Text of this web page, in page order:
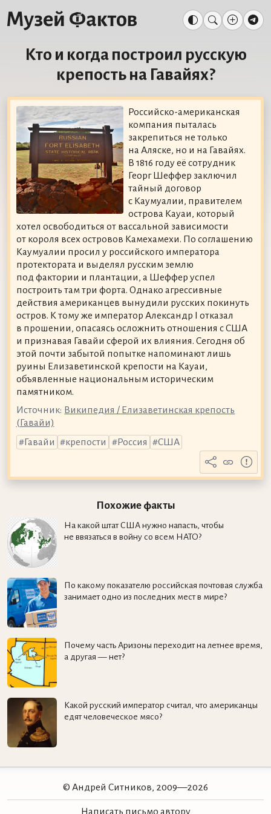
Кто и когда построил русскую
крепость на Гавайях?
Российско-американская
компания пыталась
закрепиться не только
на Аляске, но и на Гавайях.
В 1816 году её сотрудник
Георг Шеффер заключил
тайный договор
с Каумуалии, правителем
острова Кауаи, который
хотел освободиться от вассальной зависимости
от короля всех островов Камехамехи. По соглашению
Каумуалии просил у российского императора
протектората и выделял русским землю
под фактории и плантации, а Шеффер успел
построить там три форта. Однако агрессивные
действия американцев вынудили русских покинуть
остров. К тому же император Александр I отказал
в прошении, опасаясь осложнить отношения с США
и признавая Гавайи сферой их влияния. Сегодня об
этой почти забытой попытке напоминают лишь
руины Елизаветинской крепости на Кауаи,
объявленные национальным историческим
памятником.
Источник: Википедия / Елизаветинская крепость
(Гавайи)
Гавайи
крепости Россия США
Похожие факты
На какой штат США нужно напасть, чтобы
не ввязаться в войну со всем НАТО?
По какому показателю российская почтовая служба
занимает одно из последних мест в мире?
Почему часть Аризоны переходит на летнее время,
а другая — нет?
Какой русский император считал, что американцы
едят человеческое мясо?
© Андрей Ситников, 2009—2026
Написать письмо автору